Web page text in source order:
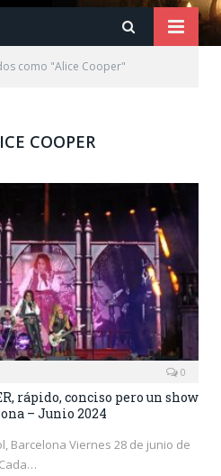
como "Alice Cooper"
COOPER
0
rápido, conciso pero un show
– Junio 2024
Barcelona Viernes 28 de junio de